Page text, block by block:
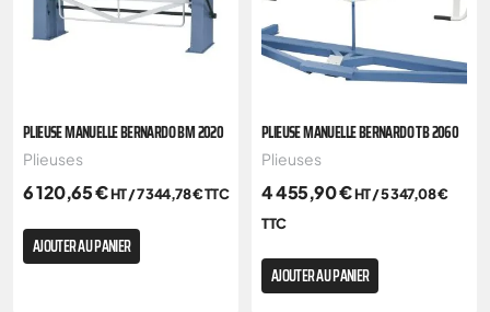
PLIEUSE MANUELLE BERNARDO BM 2020
Plieuses
6 120,65€HT /7 344,78€TTC
AJOUTER AU PANIER
PLIEUSE MANUELLE BERNARDO TB 2060
Plieuses
4 455,90€HT /5 347,08€
TTC
AJOUTER AU PANIER